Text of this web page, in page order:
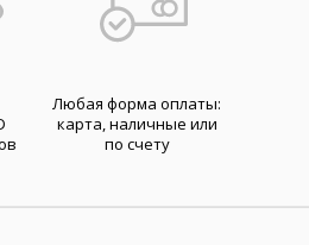
Любая форма оплаты:
карта, наличные или
по счету